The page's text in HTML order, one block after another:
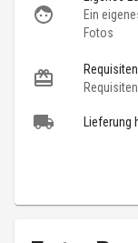
Ein
Fotos
Lieferung